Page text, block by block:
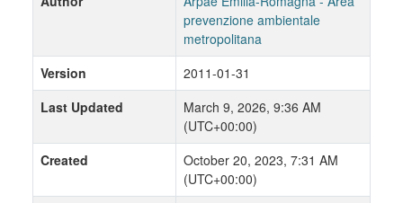
prevenzione ambientale
metropolitana
Version
2011-01-31
Last Updated
March 9, 2026, 9:36 AM
(UTC+00:00)
Created
October 20, 2023, 7:31 AM
(UTC+00:00)